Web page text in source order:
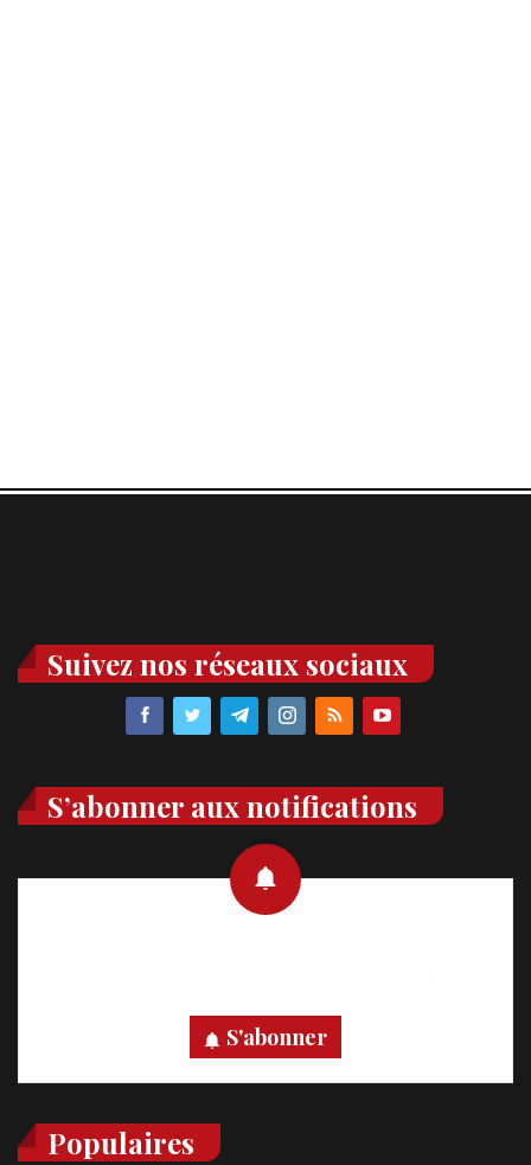
Suivez nos réseaux sociaux
S’abonner aux notifications
S'abonner
Populaires